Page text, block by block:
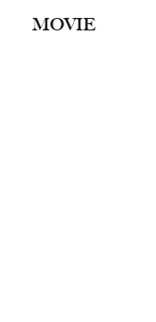
MOVIE